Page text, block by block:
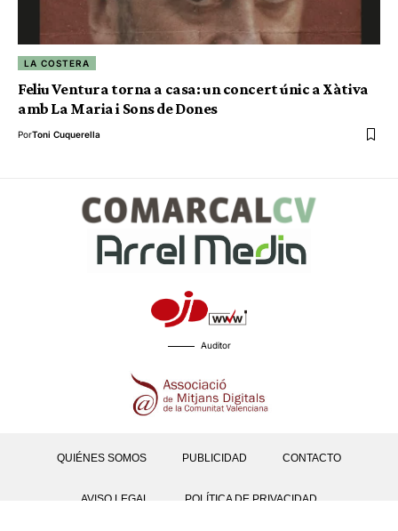
LA COSTERA
Feliu Ventura torna a casa: un concert únic a Xàtiva
amb La Maria i Sons de Dones
PorToni Cuquerella
Auditor
QUIÉNES SOMOS PUBLICIDAD CONTACTO
AVISO LEGAL POLÍTICA DE PRIVACIDAD